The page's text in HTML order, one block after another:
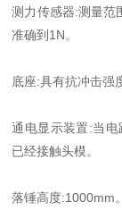
测力传感器:测量范
准确到1N。
底座:具有抗冲击强
通电显示装置:当
已经接触头模。
落锤高度:1000mm。